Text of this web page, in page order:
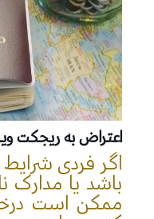
اعتراض به ریجکت
اگر فردی شرایط
باشد یا مدارک
ممکن است